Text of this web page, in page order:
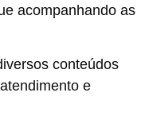
acompanhando as
conteúdos
e